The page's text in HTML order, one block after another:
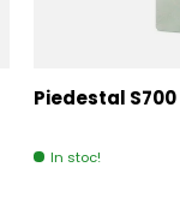
Piedestal S700
In stoc!